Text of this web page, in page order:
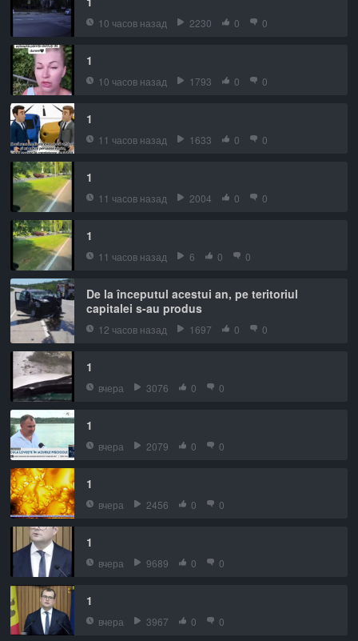
10 часов назад 2230 0 0
1
10 часов назад 1793 0 0
1
11 часов назад 1633 0 0
1
11 часов назад 2004 0 0
1
11 часов назад 6 0 0
De la începutul acestui an, pe teritoriul
capitalei s-au produs
12 часов назад 1697 0 0
1
вчера 3076 0 0
1
вчера 2079 0 0
1
вчера 2456 0 0
1
вчера 9689 0 0
1
вчера 3967 0 0